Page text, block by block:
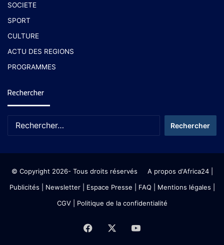
SOCIETE
SPORT
CULTURE
ACTU DES REGIONS
PROGRAMMES
Rechercher
© Copyright 2026- Tous droits réservés A propos d'Africa24|
Publicités
Newsletter| Espace Presse | FAQ | Mentions légales
CGV| Politique de la confidentialité